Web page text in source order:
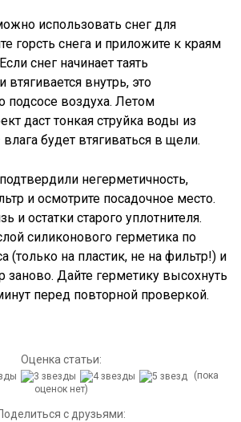
использовать снег для
горсть снега и приложите к краям
снег начинает таять
внутрь, это
подсосе воздуха. Летом
даст тонкая струйка воды из
будет втягиваться в щели.
негерметичность,
и осмотрите посадочное место.
и остатки старого уплотнителя.
силиконового герметика по
(только на пластик, не на фильтр!) и
заново. Дайте герметику высохнуть
перед повторной проверкой.
Оценка статьи:
(пока
оценок нет)
с друзьями: